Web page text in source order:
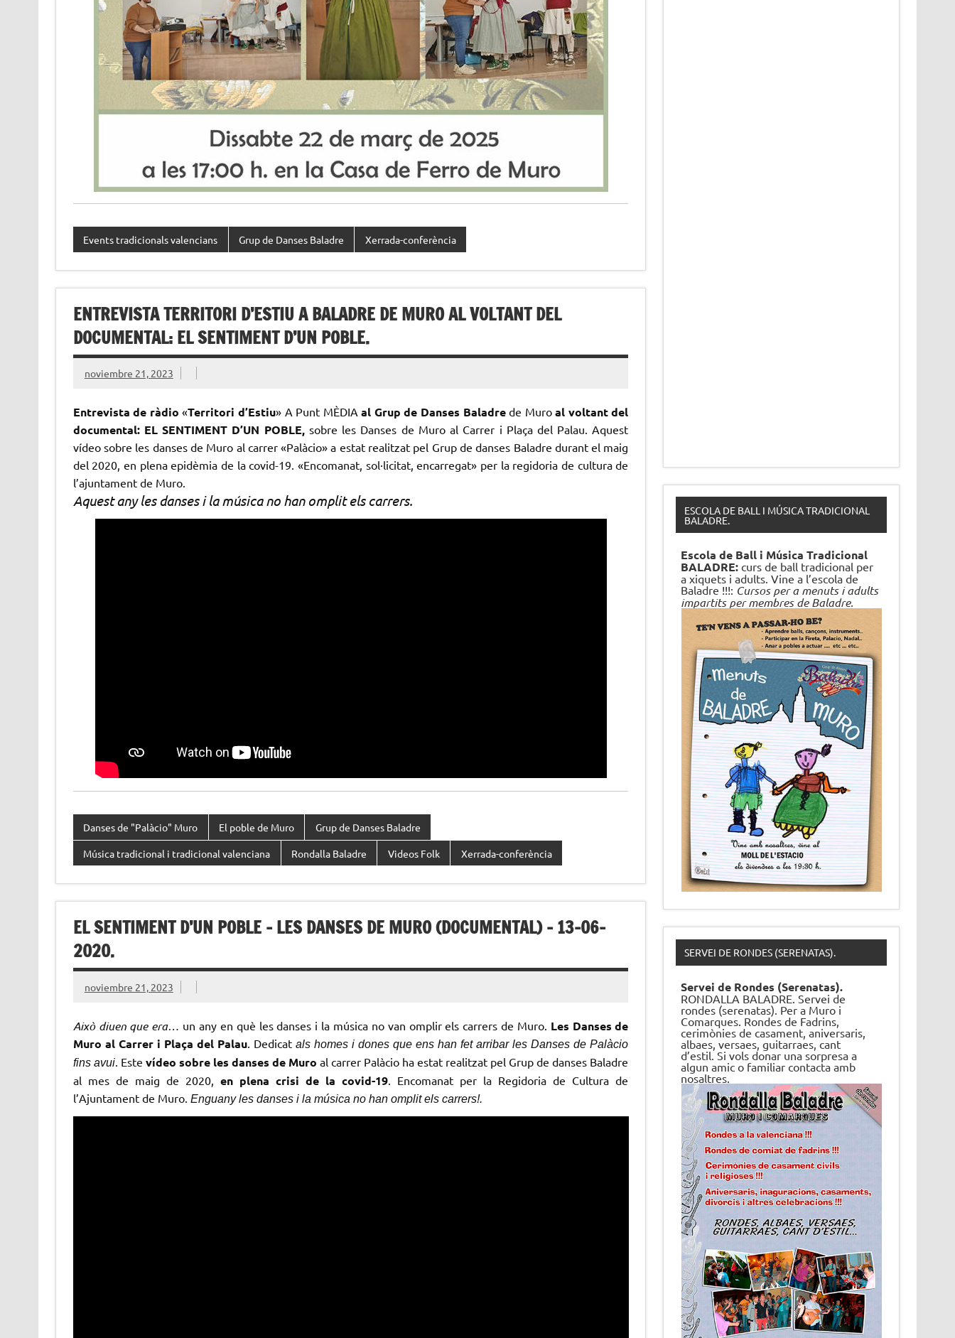
Events tradicionals valencians Grup de Danses Baladre Xerrada-conferència
ENTREVISTA TERRITORI D’ESTIU A BALADRE DE MURO AL VOLTANT DEL
DOCUMENTAL: EL SENTIMENT D’UN POBLE.
noviembre 21, 2023
Entrevista de ràdio «Territori d’Estiu» A Punt MÈDIAal Grup de Danses Baladrede Muroal voltant del
documental: EL SENTIMENT D’UN POBLE,sobre les Danses de Muro al Carrer i Plaça del Palau. Aquest
vídeo sobre les danses de Muro al carrer «Palàcio» a estat realitzat pel Grup de danses Baladre durant el maig
del 2020, en plena epidèmia de la covid-19. «Encomanat, sol·licitat, encarregat» per la regidoria de cultura de
l’ajuntament de Muro.
Aquest any les danses i la música no han omplit els carrers.
Danses de "Palàcio" Muro El poble de Muro Grup de Danses Baladre
Música tradicional i tradicional valenciana Rondalla Baladre Videos Folk Xerrada-conferència
EL SENTIMENT D’UN POBLE – LES DANSES DE MURO (DOCUMENTAL) – 13-06-
2020.
noviembre 21, 2023
Això diuen que era… un any en què les danses i la música no van omplir els carrers de Muro. Les Danses de
Muro al Carrer i Plaça del Palau. Dedicatals homes i dones que ens han fet arribar les Danses de Palàcio
fins avui. Este vídeo sobre les danses de Muro al carrer Palàcio ha estat realitzat pel Grup de danses Baladre
al mes de maig de 2020, en plena crisi de la covid-19 . Encomanat per la Regidoria de Cultura de
l’Ajuntament de Muro. Enguany les danses i la música no han omplit els carrers!.
ESCOLA DE BALL I MÚSICA TRADICIONAL
BALADRE.
Escola de Ball i Música Tradicional
BALADRE:curs de ball tradicional per
a xiquets i adults. Vine a l’escola de
Baladre !!!: Cursos per a menuts i adults
impartits per membres de Baladre.
SERVEI DE RONDES (SERENATAS).
Servei de Rondes (Serenatas).
RONDALLA BALADRE. Servei de
rondes (serenatas). Per a Muro i
Comarques. Rondes de Fadrins,
cerimònies de casament, aniversaris,
albaes, versaes, guitarraes, cant
d’estil. Si vols donar una sorpresa a
algun amic o familiar contacta amb
nosaltres.